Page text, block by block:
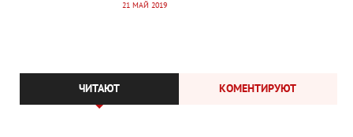
21 МАЙ 2019
ЧИТАЮТ КОМЕНТИРУЮТ